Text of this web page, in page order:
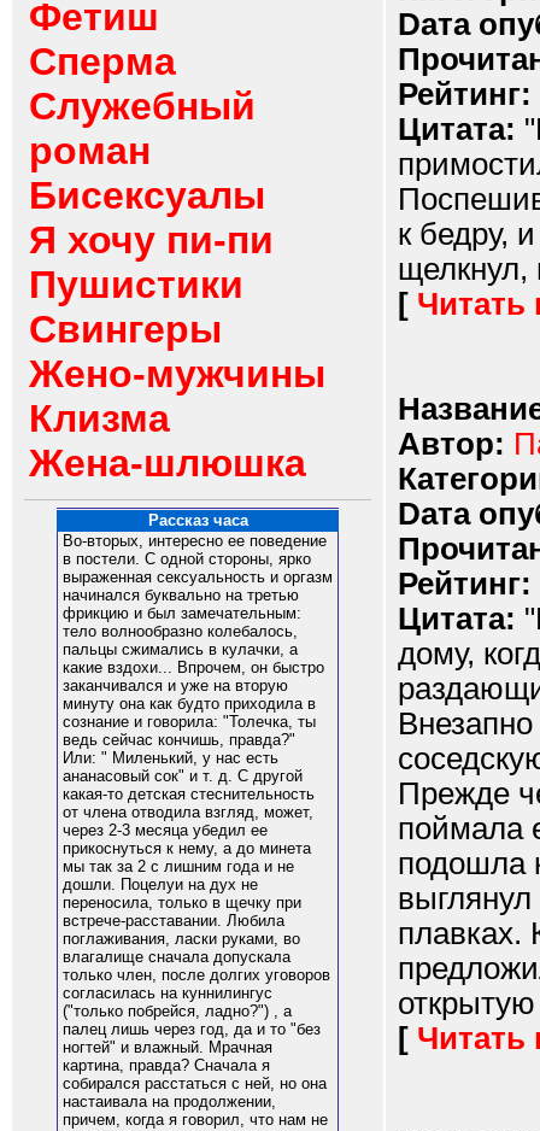
Фетиш
Сперма
Служебный
роман
Бисексуалы
Я хочу пи-пи
Пушистики
Свингеры
Жено-мужчины
Клизма
Жена-шлюшка
Рассказ часа
Во-вторых, интересно ее поведение
в постели. С одной стороны, ярко
выраженная сексуальность и оргазм
начинался буквально на третью
фрикцию и был замечательным:
тело волнообразно колебалось,
пальцы сжимались в кулачки, а
какие вздохи... Впрочем, он быстро
заканчивался и уже на вторую
минуту она как будто приходила в
сознание и говорила: "Толечка, ты
ведь сейчас кончишь, правда?"
Или: " Миленький, у нас есть
ананасовый сок" и т. д. С другой
какая-то детская стеснительность
от члена отводила взгляд, может,
через 2-3 месяца убедил ее
прикоснуться к нему, а до минета
мы так за 2 с лишним года и не
дошли. Поцелуи на дух не
переносила, только в щечку при
встрече-расставании. Любила
поглаживания, ласки руками, во
влагалище сначала допускала
только член, после долгих уговоров
согласилась на куннилингус
("только побрейся, ладно?") , а
палец лишь через год, да и то "без
ногтей" и влажный. Мрачная
картина, правда? Сначала я
собирался расстаться с ней, но она
настаивала на продолжении,
причем, когда я говорил, что нам не
Dата
Рейтинг:
Цитата:
к бедру,
щелкнул,
[ Читать
Автор:
Dата
Рейтинг:
Цитата:
дому,
Прежде
поймала
подошла
плавках.
[ Читать